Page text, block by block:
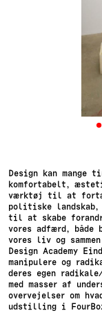
•
Design kan
komfortabelt,
værktøj til at
politiske
til at skabe
vores adfærd, både
vores liv og
Design Academy
manipulere og
deres egen
med masser af
overvejelser om
udstilling i